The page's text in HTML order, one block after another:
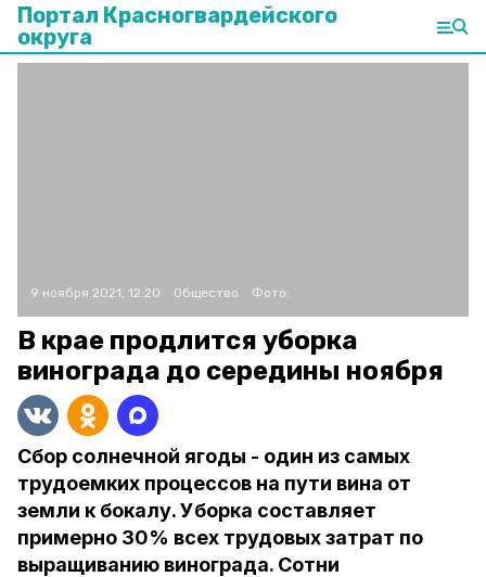
Портал Красногвардейского
округа
9 ноября 2021, 12:20 Общество Фото:
В крае продлится уборка
винограда до середины ноября
Сбор солнечной ягоды - один из самых
трудоемких процессов на пути вина от
земли к бокалу. Уборка составляет
примерно 30% всех трудовых затрат по
выращиванию винограда. Сотни